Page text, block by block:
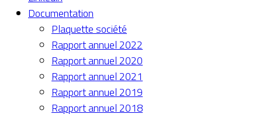
Documentation
Plaquette société
Rapport annuel 2022
Rapport annuel 2020
Rapport annuel 2021
Rapport annuel 2019
Rapport annuel 2018